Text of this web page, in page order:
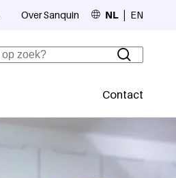
Contact
Over Sanquin NL EN